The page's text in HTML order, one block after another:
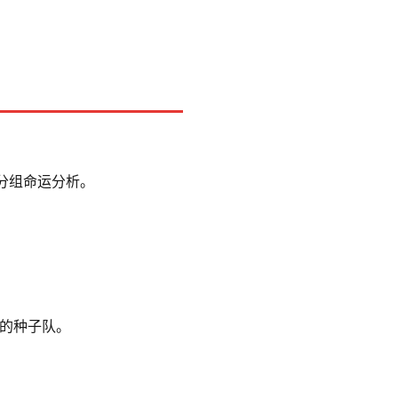
命运分析。
种子队。